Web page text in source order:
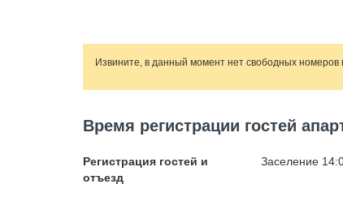
Извините, в данный момент нет свободных
Время регистрации гостей
Регистрация гостей и
отъезд
Заселение